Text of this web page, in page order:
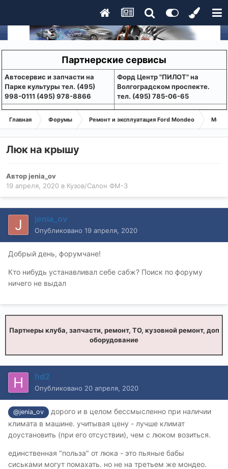
Партнерские сервисы
Aвтосервис и запчасти на
Парке культуры тел. (495)
998-0111 (495) 978-8866
Форд Центр "ПИЛОТ" на
Волгоградском проспекте.
тел. (495) 785-06-65
Главная Форумы Ремонт и эксплуатация Ford Mondeo
Люк на крышу
Авторjenia_ov
19 апреля, 2020 в Кузов/Салон ФМ-3
jenia_ov
Опубликовано 19 апреля, 2020
Добрый день, форумчане!
Кто нибудь устанавливал себе сабж? Поиск по форуму
ничего не выдал
Партнеры клуба, запчасти, ремонт, ТО, кузовной ремонт, доп
оборудование
hd2
Опубликовано 20 апреля, 2020
@jenia_ov
дорого и в целом бессмысленно при наличии
климата в машине. учитывая цену - лучше климат
доустановить (при его отсуствии), чем с люком возиться.
единственная "польза" от люка - это пьяные бабы
сиськами могут помахать. но не на третьем же мондео.